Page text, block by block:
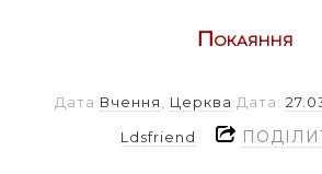
Покаяння
Дата Вчення , Церква Дата:
Ldsfriend